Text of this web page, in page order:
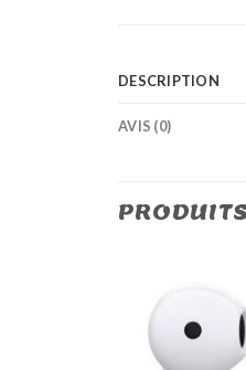
DESCRIPTION
AVIS (0)